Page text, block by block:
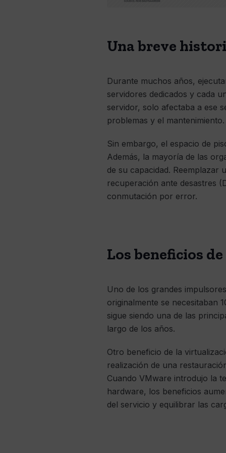
Una breve
Durante muchos años,
servidores dedicados y cada
servidor, solo afectaba a ese
problemas y el mantenimiento.
Sin embargo, el espacio de
Además, la mayoría de las
de su capacidad.
recuperación ante desastres
conmutación por error.
Los beneficios
Uno de los grandes
originalmente se necesitaban
sigue siendo una de las
largo de los años.
Otro beneficio de la
realización de una
Cuando VMware introdujo la
hardware, los beneficios
del servicio y equilibrar las